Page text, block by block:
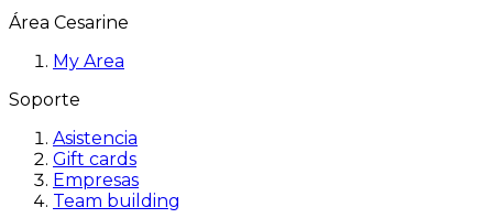
Área Cesarine
My Area
Soporte
Asistencia
Gift cards
Empresas
Team building